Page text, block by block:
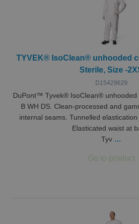
TYVEK® IsoClean® unhooded
Sterile, Size -
D15429629
DuPont™ Tyvek® IsoClean® unhooded
B WH DS. Clean-processed and
internal seams. Tunnelled
Elasticated waist at
Tyv …